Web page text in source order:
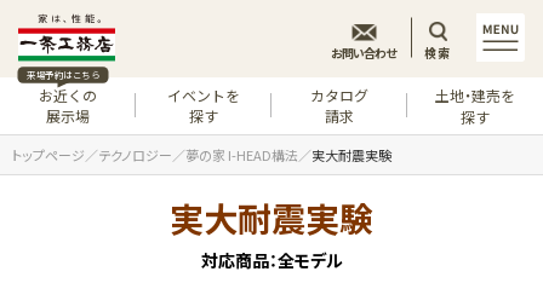
来場予約はこちら
お近くの
展示場
イベントを
探す
カタログ
請求
土地・建売を
探す
お問い合わせ 検索
トップページ テクノロジー 夢の家 I-HEAD構法 実大耐震実験
実大耐震実験
対応商品：全モデル